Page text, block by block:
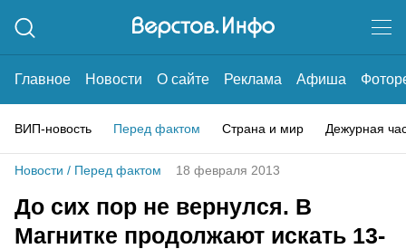
Главное Новости О сайте Реклама Афиша
ВИП-новость Перед фактом Страна и мир Дежурная
Новости / Перед фактом 18 февраля 2013
До сих пор не вернулся. В
Магнитке продолжают искать 13-